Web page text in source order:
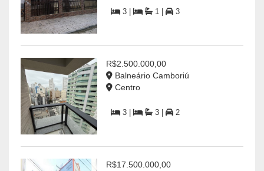
3 | 1 | 3
R$2.500.000,00
Balneário Camboriú
Centro
3 | 3 | 2
R$17.500.000,00